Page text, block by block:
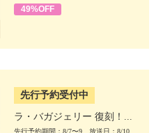
49%OFF
先行予約受付中
ラ・バガジェリー 復刻！...
先行予約期間：8/7〜9 放送日：8/10